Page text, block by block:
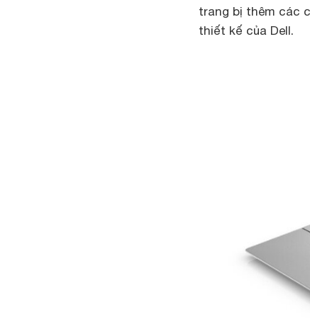
trang bị thêm các
thiết kế của Dell.